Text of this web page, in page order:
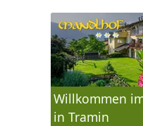
Willkommen
in Tramin